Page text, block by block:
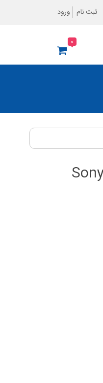
ثبت نام ورود
0